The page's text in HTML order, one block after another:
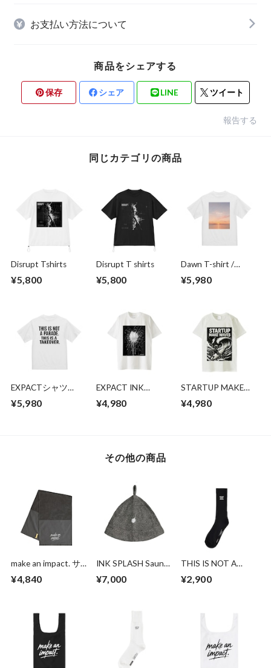
お支払い方法について
商品をシェアする
保存 シェア LINE ツイート
報告する
同じカテゴリの商品
Disrupt Tshirts
¥5,800
Disrupt T shirts
¥5,800
Dawn T-shirt /
¥5,980
EXPACTシャツ
PARADE. THIS IS A
¥5,980
EXPACT INK
¥4,980
STARTUP MAKE
¥4,980
その他の商品
make an impact. サ
ウナタオル
¥4,840
INK SPLASH Sauna
Hat
¥7,000
THIS IS NOT A
PARADE. THIS IS A
TAKEOVER.Socks
¥2,900